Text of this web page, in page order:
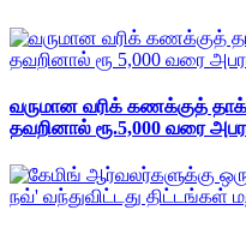
வருமான வரிக் கணக்குத்
தவறினால் ரூ.5,000 வரை